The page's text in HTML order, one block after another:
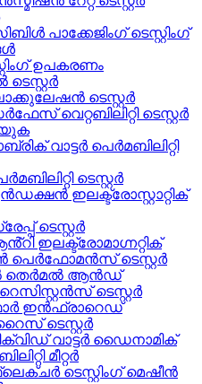
പാക്കേജിംഗ് ടെസ്റ്റിംഗ്
ഉപകരണം
ടെസ്റ്റർ
ടെസ്റ്റർ
വെറ്റബിലിറ്റി ടെസ്റ്റർ
വാട്ടർ പെർമബിലിറ്റി
ടെസ്റ്റർ
ഇലക്ട്രോസ്റ്റാറ്റിക്
ടെസ്റ്റർ
ഇലക്ട്രോമാഗ്നറ്റിക്
പെർഫോമൻസ് ടെസ്റ്റർ
തെർമൽ ആൻഡ്
ടെസ്റ്റർ
ഇൻഫ്രാറെഡ്
റൈസ് ടെസ്റ്റർ
വാട്ടർ ഡൈനാമിക്
മീറ്റർ
ടെസ്റ്റിംഗ് മെഷീൻ